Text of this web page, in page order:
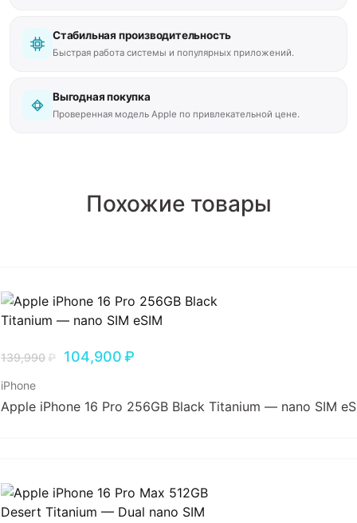
Стабильная производительность
Быстрая работа системы и популярных приложений.
Выгодная покупка
Проверенная модель Apple по привлекательной цене.
Похожие товары
139,990₽ 104,900₽
iPhone
Apple iPhone 16 Pro 256GB Black Titanium — nano SIM